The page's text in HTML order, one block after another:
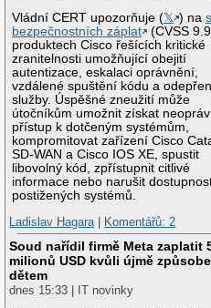
Vládní CERT upozorňuje (𝕏 ) na
bezpečnostních záplat
(CVSS
produktech Cisco řešících kritické
zranitelnosti umožňující obejití
autentizace, eskalaci oprávnění,
vzdálené spuštění kódu a
služby. Úspěšné zneužití může
útočníkům umožnit získat
přístup k dotčeným systémům,
kompromitovat zařízení Cisco
SD-WAN a Cisco IOS XE, spustit
libovolný kód, zpřístupnit citlivé
informace nebo narušit
postižených systémů.
Ladislav Hagara| Komentářů: 2
Soud nařídil firmě Meta zaplatit
milionů USD kvůli újmě
dětem
dnes 15:33 | IT novinky